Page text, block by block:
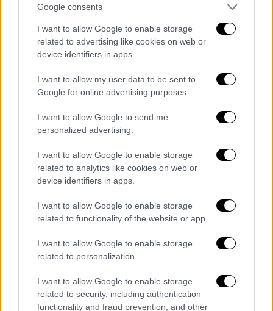
Google consents
I want to allow Google to enable storage
related to advertising like cookies on web or
device identifiers in apps.
I want to allow my user data to be sent to
Google for online advertising purposes.
I want to allow Google to send me
personalized advertising.
I want to allow Google to enable storage
related to analytics like cookies on web or
device identifiers in apps.
I want to allow Google to enable storage
related to functionality of the website or app.
I want to allow Google to enable storage
related to personalization.
I want to allow Google to enable storage
related to security, including authentication
functionality and fraud prevention, and other
Κεντρικό δελτίο ειδήσεων 06/08/2026
ΑΠΟΣΠΑΣΜΑΤΑ...|06.08.2026 18:49
Φωτιά στη Σκύρο: Τεράστιες φλόγες και
ολονύχτια μάχη
Κεντρικό...|05.08.2026 19:49
Κεντρικό δελτίο ειδήσεων 05/08/2026
Ώρα Ελλάδος...|06.08.2026 10:06
Ώρα Ελλάδος 06/08/2026
ΑΘΛΗΤΙΚΟ ΔΕΛΤΙΟ|06.08.2026 19:52